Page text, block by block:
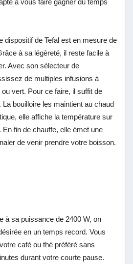
dispositif de Tefal est en mesure de
à sa légèreté, il reste facile à
Avec son sélecteur de
de multiples infusions à
vert. Pour ce faire, il suffit de
bouilloire les maintient au chaud
elle affiche la température sur
fin de chauffe, elle émet une
de venir prendre votre boisson.
à sa puissance de 2400 W, on
en un temps record. Vous
café ou thé préféré sans
durant votre courte pause.